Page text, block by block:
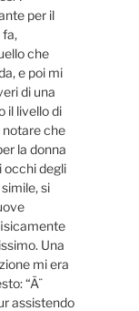
per il
fa,
che
e poi mi
di una
il livello di
notare che
la donna
occhi degli
si
Una
mi era
“Ã¨
assistendo